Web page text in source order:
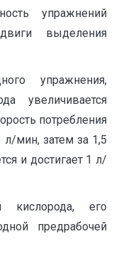
упражнений
выделения
упражнения,
увеличивается
потребления
л/мин, затем за 1,5
и достигает 1 л/
кислорода, его
предрабочей